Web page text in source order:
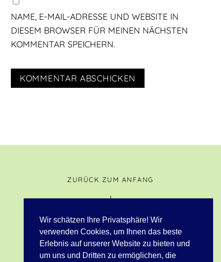
NAME, E-MAIL-ADRESSE UND WEBSITE IN
DIESEM BROWSER FÜR MEINEN NÄCHSTEN
KOMMENTAR SPEICHERN.
ZURÜCK ZUM ANFANG
© 2023 Tenuta Casa Cima |Fondazione Kaspar e Sophie Spörri
Wir schätzen Ihre Privatsphäre! Wir
verwenden Cookies, um Ihnen das beste
Erlebnis auf unserer Website zu bieten und
um uns und Dritten zu ermöglichen, die